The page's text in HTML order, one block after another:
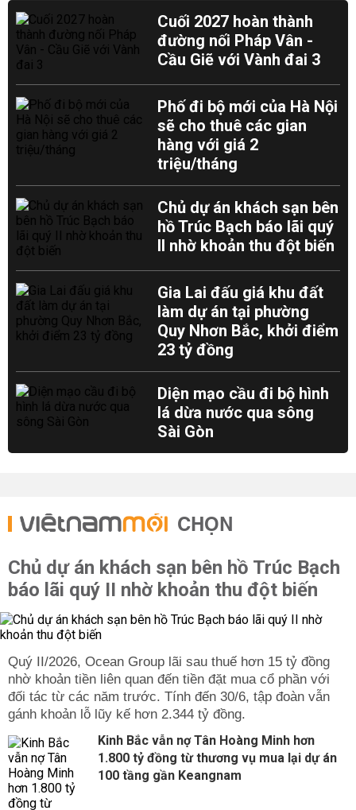
Cuối 2027 hoàn thành
đường nối Pháp Vân -
Cầu Giẽ với Vành đai 3
Phố đi bộ mới của Hà Nội
sẽ cho thuê các gian
hàng với giá 2
triệu/tháng
Chủ dự án khách sạn bên
hồ Trúc Bạch báo lãi quý
II nhờ khoản thu đột biến
Gia Lai đấu giá khu đất
làm dự án tại phường
Quy Nhơn Bắc, khởi điểm
23 tỷ đồng
Diện mạo cầu đi bộ hình
lá dừa nước qua sông
Sài Gòn
CHỌN
Chủ dự án khách sạn bên hồ Trúc Bạch
báo lãi quý II nhờ khoản thu đột biến
Quý II/2026, Ocean Group lãi sau thuế hơn 15 tỷ đồng
nhờ khoản tiền liên quan đến tiền đặt mua cổ phần với
đối tác từ các năm trước. Tính đến 30/6, tập đoàn vẫn
gánh khoản lỗ lũy kế hơn 2.344 tỷ đồng.
Kinh Bắc vẫn nợ Tân Hoàng Minh hơn
1.800 tỷ đồng từ thương vụ mua lại dự án
100 tầng gần Keangnam